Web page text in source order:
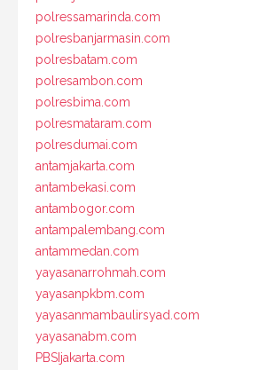
polressamarinda.com
polresbanjarmasin.com
polresbatam.com
polresambon.com
polresbima.com
polresmataram.com
polresdumai.com
antamjakarta.com
antambekasi.com
antambogor.com
antampalembang.com
antammedan.com
yayasanarrohmah.com
yayasanpkbm.com
yayasanmambaulirsyad.com
yayasanabm.com
PBSIjakarta.com